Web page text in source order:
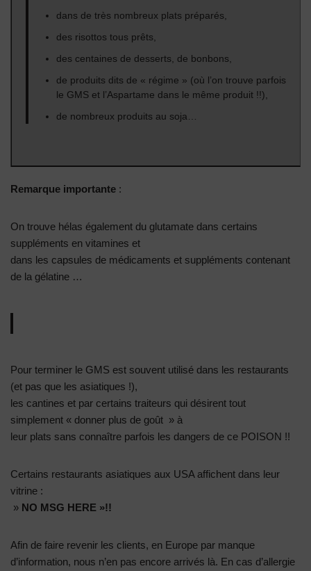
dans de très nombreux plats préparés,
des risottos tous prêts,
des centaines de desserts, de bonbons,
de produits dits de « régime » (où l’on trouve parfois
le GMS et l’Aspartame dans le même produit !!),
de nombreux produits au soja…
Remarque importante :
On trouve hélas également du glutamate dans certains
suppléments en vitamines et
dans les capsules de médicaments et suppléments contenant
de la gélatine …
Pour terminer le GMS est souvent utilisé dans les restaurants
(et pas que les asiatiques !),
les cantines et par certains traiteurs qui désirent tout
simplement « donner plus de goût » à
leur plats sans connaître parfois les dangers de ce POISON !!
Certains restaurants asiatiques aux USA affichent dans leur
vitrine :
» NO MSG HERE »!!
Afin de faire revenir les clients, en Europe par manque
d’information, nous n’en pas encore arrivés là. En cas d’allergie